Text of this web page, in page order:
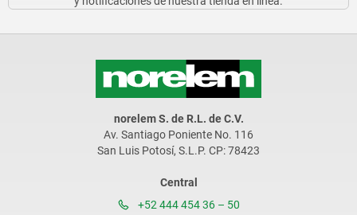
norelem S. de R.L. de C.V.
Av. Santiago Poniente No. 116
San Luis Potosí, S.L.P. CP: 78423
Central
+52 444 454 36 – 50